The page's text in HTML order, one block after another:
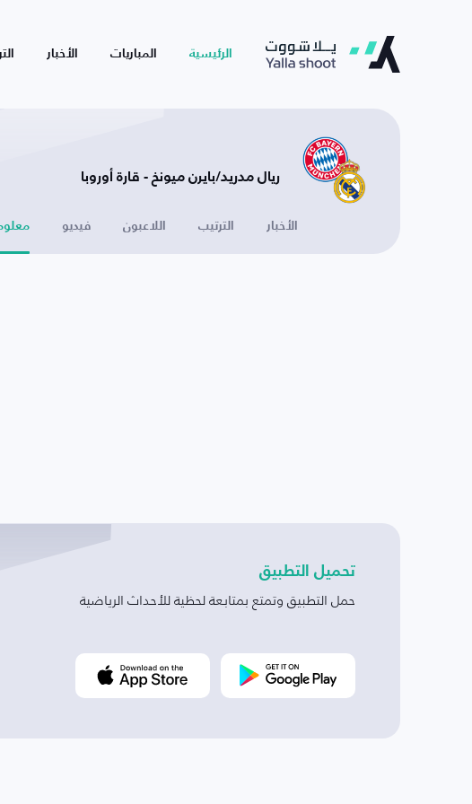
الرئيسية المباريات الأخبار
ريال مدريد/بايرن ميونخ - قارة أوروبا
الأخبار الترتيب اللاعبون فيديو
تحميل التطبيق
حمل التطبيق وتمتع بمتابعة لحظية للأحداث الرياضية